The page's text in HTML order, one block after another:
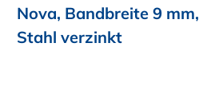
Nova, Bandbreite 9 mm,
Stahl verzinkt